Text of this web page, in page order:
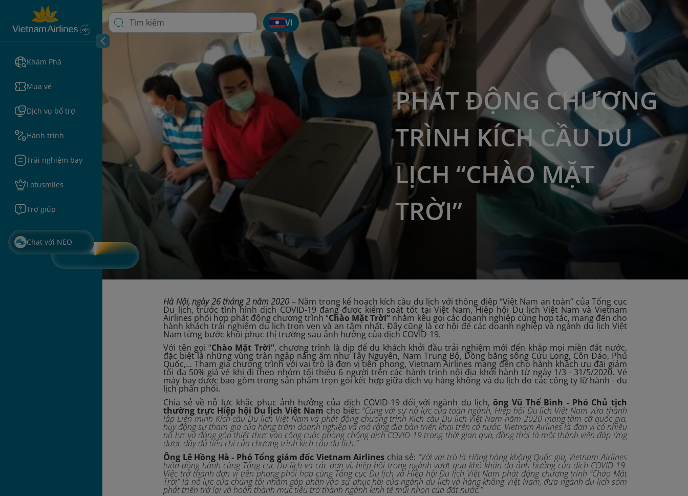
Khám Phá
Mua vé
Dịch vụ bổ trợ
Hành trình
Trải nghiệm bay
Lotusmiles
Trợ giúp
Chat với NEO
VI
PHÁT ĐỘNG CHƯƠNG
TRÌNH KÍCH CẦU DU
LỊCH “CHÀO MẶT
TRỜI”
Hà Nội, ngày 26 tháng 2 năm 2020 – Nằm trong kế hoạch kích cầu du lịch với thông điệp “Việt Nam an toàn” của Tổng cục
Du lịch, trước tình hình dịch COVID-19 đang được kiểm soát tốt tại Việt Nam, Hiệp hội Du lịch Việt Nam và Vietnam
Airlines phối hợp phát động chương trình “Chào Mặt Trời” nhằm kêu gọi các doanh nghiệp cùng hợp tác, mang đến cho
hành khách trải nghiệm du lịch trọn vẹn và an tâm nhất. Đây cũng là cơ hội để các doanh nghiệp và ngành du lịch Việt
Nam từng bước khôi phục thị trường sau ảnh hưởng của dịch COVID-19.
Với tên gọi “Chào Mặt Trời”, chương trình là dịp để du khách khởi đầu trải nghiệm mới đến khắp mọi miền đất nước,
đặc biệt là những vùng tràn ngập nắng ấm như Tây Nguyên, Nam Trung Bộ, Đồng bằng sông Cửu Long, Côn Đảo, Phú
Quốc,... Tham gia chương trình với vai trò là đơn vị tiên phong, Vietnam Airlines mang đến cho hành khách ưu đãi giảm
tối đa 50% giá vé khi đi theo nhóm tối thiểu 6 người trên các hành trình nội địa khởi hành từ ngày 1/3 - 31/5/2020. Vé
máy bay được bao gồm trong sản phẩm trọn gói kết hợp giữa dịch vụ hàng không và du lịch do các công ty lữ hành - du
lịch phân phối.
Chia sẻ về nỗ lực khắc phục ảnh hưởng của dịch COVID-19 đối với ngành du lịch,ông Vũ Thế Bình - Phó Chủ tịch
thường trực Hiệp hội Du lịch Việt Nam cho biết: “Cùng với sự nỗ lực của toàn ngành, Hiệp hội Du lịch Việt Nam vừa thành
lập Liên minh Kích cầu Du lịch Việt Nam và phát động chương trình Kích cầu Du lịch Việt Nam năm 2020 mang tầm cỡ quốc gia,
huy động sự tham gia của hàng trăm doanh nghiệp và mở rộng địa bàn triển khai trên cả nước. Vietnam Airlines là đơn vị có nhiều
nỗ lực và đóng góp thiết thực vào công cuộc phòng chống dịch COVID-19 trong thời gian qua, đồng thời là một thành viên đáp ứng
được đầy đủ tiêu chí của chương trình kích cầu du lịch.”
Ông Lê Hồng Hà - Phó Tổng giám đốc Vietnam Airlines chia sẻ: “Với vai trò là Hãng hàng không Quốc gia, Vietnam Airlines
luôn đồng hành cùng Tổng cục Du lịch và các đơn vị, hiệp hội trong ngành vượt qua khó khăn do ảnh hưởng của dịch COVID-19.
Việc trở thành đơn vị tiên phong phối hợp cùng Tổng cục Du lịch và Hiệp hội Du lịch Việt Nam phát động chương trình “Chào Mặt
Trời” là nỗ lực của chúng tôi nhằm góp phần vào sự phục hồi của ngành du lịch và hàng không Việt Nam, đưa ngành du lịch sớm
phát triển trở lại và hoàn thành mục tiêu trở thành ngành kinh tế mũi nhọn của đất nước.”